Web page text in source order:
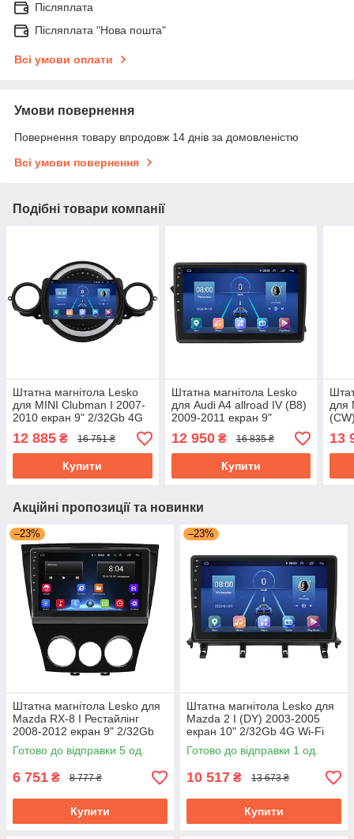
Післяплата
Післяплата "Нова пошта"
Всі умови оплати
Умови повернення
Повернення товару впродовж 14 днів за домовленістю
Всі умови повернення
Подібні товари компанії
Штатна магнітола Lesko
для MINI Clubman I 2007-
2010 екран 9" 2/32Gb 4G
12 885 ₴ 16 751 ₴
Купити
Штатна магнітола Lesko
для Audi A4 allroad IV (B8)
2009-2011 екран 9"
2/32Gb 4G Wi-Fi GPS Top
12 950₴ 16 835 ₴
Купити
для
13
Акційні пропозиції та новинки
–23%
Штатна магнітола Lesko для
Mazda RX-8 I Рестайлінг
2008-2012 екран 9" 2/32Gb
Wi-Fi GPS Base Мазда
Готово до відправки 5 од.
6 751 ₴ 8 777 ₴
Купити
–23%
Штатна магнітола Lesko для
Mazda 2 I (DY) 2003-2005
екран 10" 2/32Gb 4G Wi-Fi
GPS Top Мазда
Готово до відправки 1 од.
10 517 ₴ 13 673 ₴
Купити